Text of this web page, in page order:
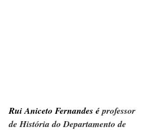
Rui Aniceto Fernandes é professor
de História do Departamento de